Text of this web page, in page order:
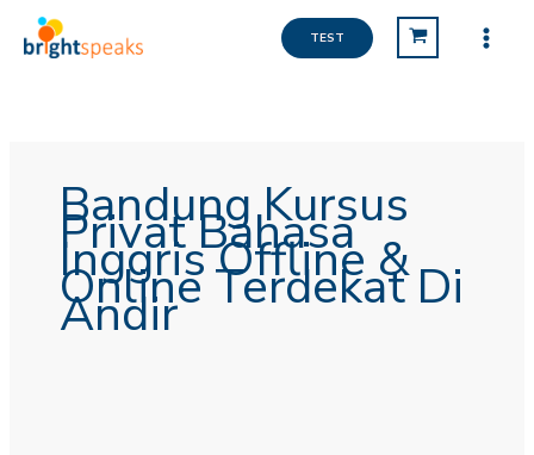
Lewati
TEST
Bandung Kursus
Privat Bahasa
Inggris Offline &
Online Terdekat Di
Andir